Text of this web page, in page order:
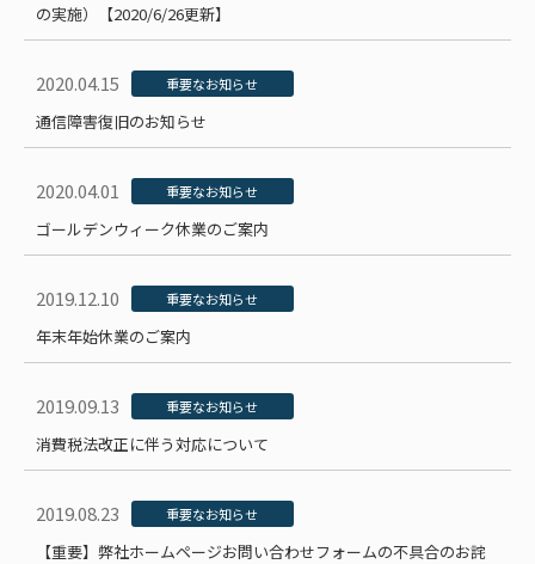
の実施）【2020/6/26更新】
2020.04.15 重要なお知らせ
通信障害復旧のお知らせ
2020.04.01 重要なお知らせ
ゴールデンウィーク休業のご案内
2019.12.10 重要なお知らせ
年末年始休業のご案内
2019.09.13 重要なお知らせ
消費税法改正に伴う対応について
2019.08.23 重要なお知らせ
【重要】弊社ホームページお問い合わせフォームの不具合のお詫